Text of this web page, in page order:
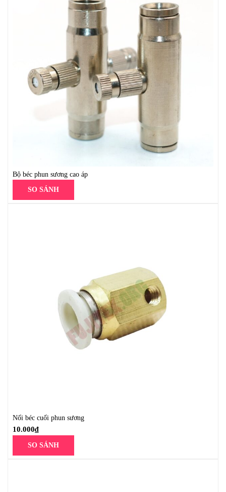
Bộ béc phun sương cao áp
SO SÁNH
Nối béc cuối phun sương
10.000₫
SO SÁNH